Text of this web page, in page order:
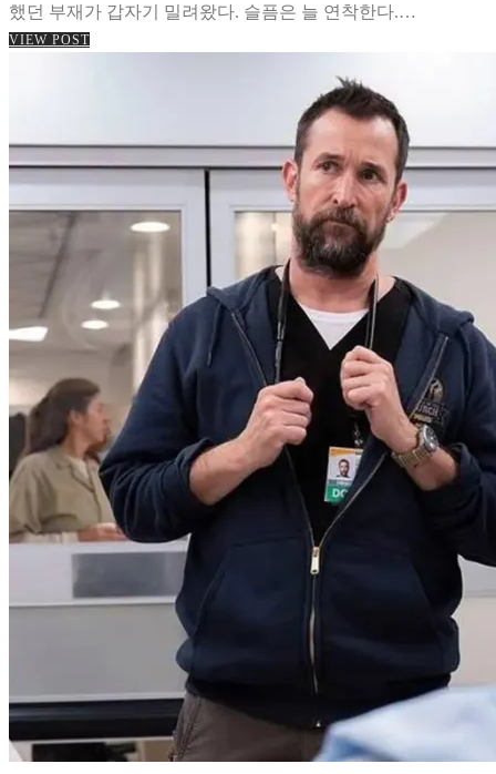
했던 부재가 갑자기 밀려왔다. 슬픔은 늘 연착한다.…
VIEW POST